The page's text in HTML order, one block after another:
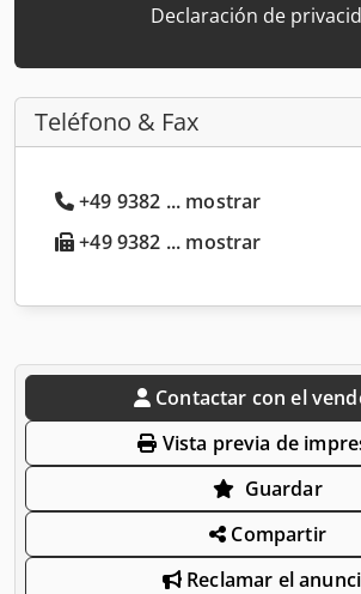
Declaración de
Teléfono & Fax
+49 9382 ... mostrar
+49 9382 ... mostrar
Contactar con el
Vista previa de
Guardar
Compartir
Reclamar el